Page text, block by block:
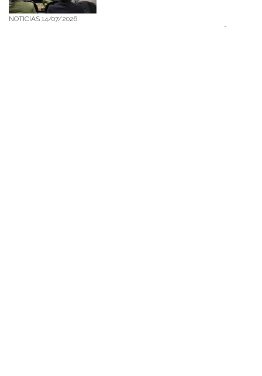
NOTICIAS 14/07/2026
La instancia convocó a equipos académicos y profesionales con el fin de